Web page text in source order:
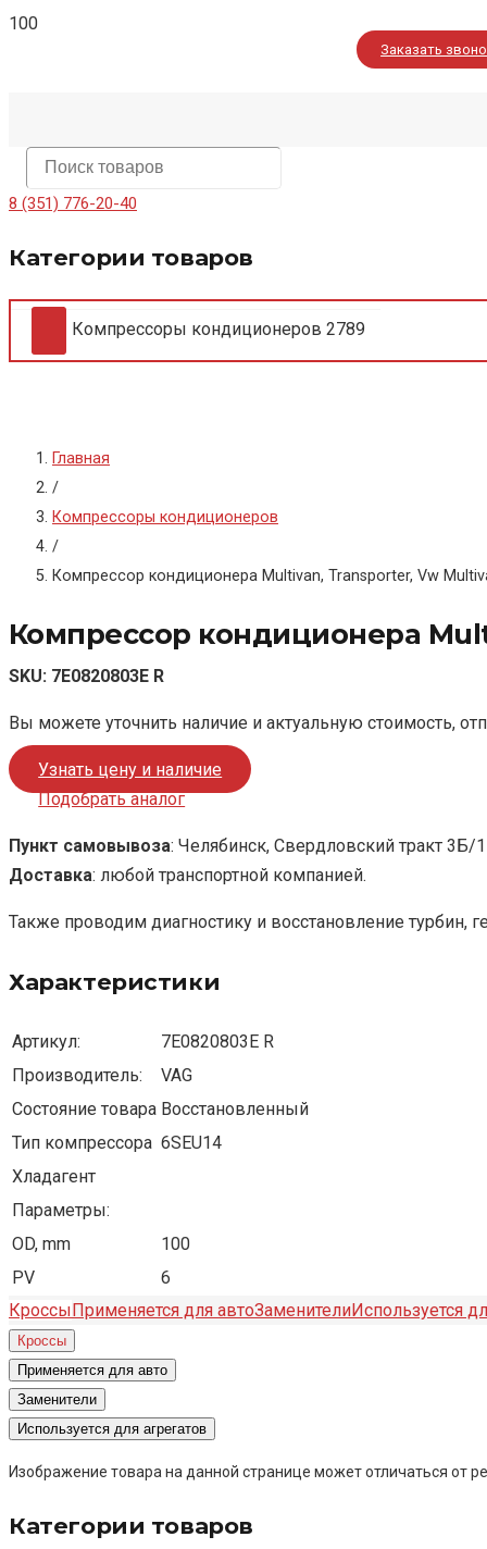
Заказать
8 (351) 776-20-40
Категории товаров
Компрессоры кондиционеров 2789
Главная
/
Компрессоры кондиционеров
/
Компрессор кондиционера Multivan, Transporter, Vw
Компрессор кондиционера
SKU: 7E0820803E R
Вы можете уточнить наличие и актуальную стоимость,
Узнать цену и наличие
Подобрать аналог
Пункт самовывоза: Челябинск, Свердловский тракт 3Б/1
Доставка: любой транспортной компанией.
Также проводим диагностику и восстановление турбин,
Характеристики
Артикул:
7E0820803E R
Производитель:
VAG
Состояние товара Восстановленный
Тип компрессора 6SEU14
Хладагент
Параметры:
OD, mm
100
PV
6
Кроссы Применяется для автоЗаменителиИспользуется
Кроссы
Применяется для авто
Заменители
Используется для агрегатов
Изображение товара на данной странице может отличаться от
Категории товаров